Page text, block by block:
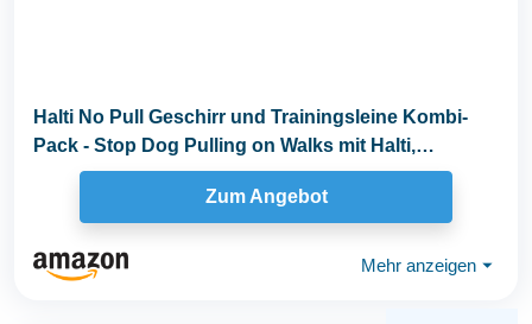
Halti No Pull Geschirr und Trainingsleine Kombi-
Pack - Stop Dog Pulling on Walks mit Halti,
Includes...
Zum Angebot
Mehr anzeigen ⏷